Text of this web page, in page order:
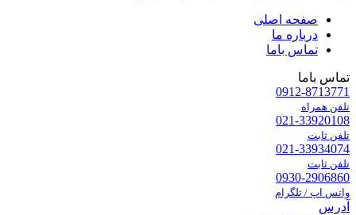
صفحه اصلی
درباره ما
تماس باما
تماس باما
0912-8713771
تلفن همراه
021-33920108
تلفن ثابت
021-33934074
تلفن ثابت
0930-2906860
واتس اپ / تلگرام
آدرس